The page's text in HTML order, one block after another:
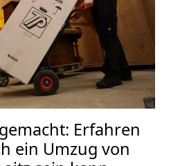
Erfahren
ein Umzug von